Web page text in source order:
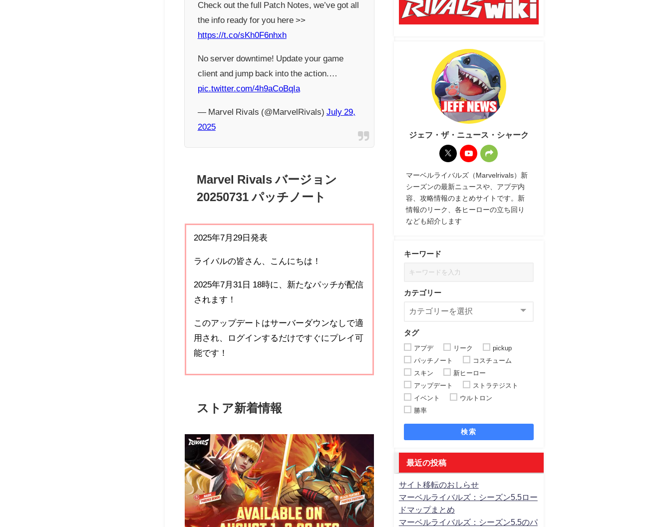
Check out the full Patch Notes, we’ve got all
the info ready for you here >>
https://t.co/sKh0F6nhxh
No server downtime! Update your game
client and jump back into the action.…
pic.twitter.com/4h9aCoBqIa
— Marvel Rivals (@MarvelRivals) July 29,
2025
Marvel Rivals バージョン
20250731 パッチノート
2025年7月29日発表
ライバルの皆さん、こんにちは！
2025年7月31日 18時に、新たなパッチが配信
されます！
このアップデートはサーバーダウンなしで適
用され、ログインするだけですぐにプレイ可
能です！
ストア新着情報
ジェフ・ザ・ニュース・シャーク
マーベルライバルズ（Marvelrivals）新
シーズンの最新ニュースや、アプデ内
容、攻略情報のまとめサイトです。新
情報のリーク、各ヒーローの立ち回り
なども紹介します
キーワード
カテゴリー
タグ
アプデ リーク
pickup
パッチノート
コスチューム
スキン
新ヒーロー
アップデート
ストラテジスト
イベント
ウルトロン
勝率
検索
最近の投稿
サイト移転のおしらせ
マーベルライバルズ：シーズン5.5ロー
ドマップまとめ
マーベルライバルズ：シーズン5.5のパ